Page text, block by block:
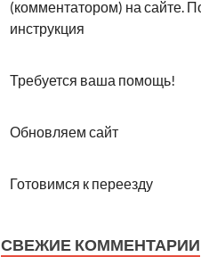
(комментатором) на сайте.
инструкция
Требуется ваша помощь!
Обновляем сайт
Готовимся к переезду
СВЕЖИЕ КОММЕНТАРИИ